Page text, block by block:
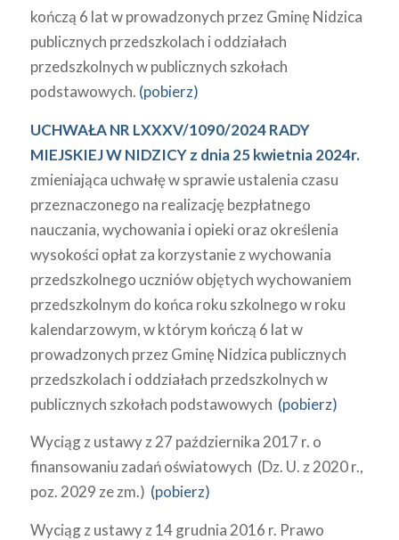
kończą 6 lat w prowadzonych przez Gminę Nidzica
publicznych przedszkolach i oddziałach
przedszkolnych w publicznych szkołach
podstawowych. (pobierz)
UCHWAŁA NR LXXXV/1090/2024 RADY
MIEJSKIEJ W NIDZICY z dnia 25 kwietnia 2024r.
zmieniająca uchwałę w sprawie ustalenia czasu
przeznaczonego na realizację bezpłatnego
nauczania, wychowania i opieki oraz określenia
wysokości opłat za korzystanie z wychowania
przedszkolnego uczniów objętych wychowaniem
przedszkolnym do końca roku szkolnego w roku
kalendarzowym, w którym kończą 6 lat w
prowadzonych przez Gminę Nidzica publicznych
przedszkolach i oddziałach przedszkolnych w
publicznych szkołach podstawowych (pobierz)
Wyciąg z ustawy z 27 października 2017 r. o
finansowaniu zadań oświatowych (Dz. U. z 2020 r.,
poz. 2029 ze zm.) (pobierz)
Wyciąg z ustawy z 14 grudnia 2016 r. Prawo